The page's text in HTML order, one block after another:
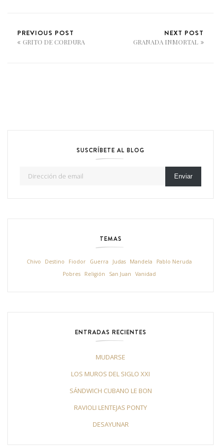
PREVIOUS POST
GRITO DE CORDURA
NEXT POST
GRANADA INMORTAL
SUSCRÍBETE AL BLOG
Enviar
TEMAS
Chivo Destino Fiodor Guerra Judas Mandela
Pablo Neruda
Pobres
Religión San Juan Vanidad
ENTRADAS RECIENTES
MUDARSE
LOS MUROS DEL SIGLO XXI
SÁNDWICH CUBANO LE BON
RAVIOLI LENTEJAS PONTY
DESAYUNAR